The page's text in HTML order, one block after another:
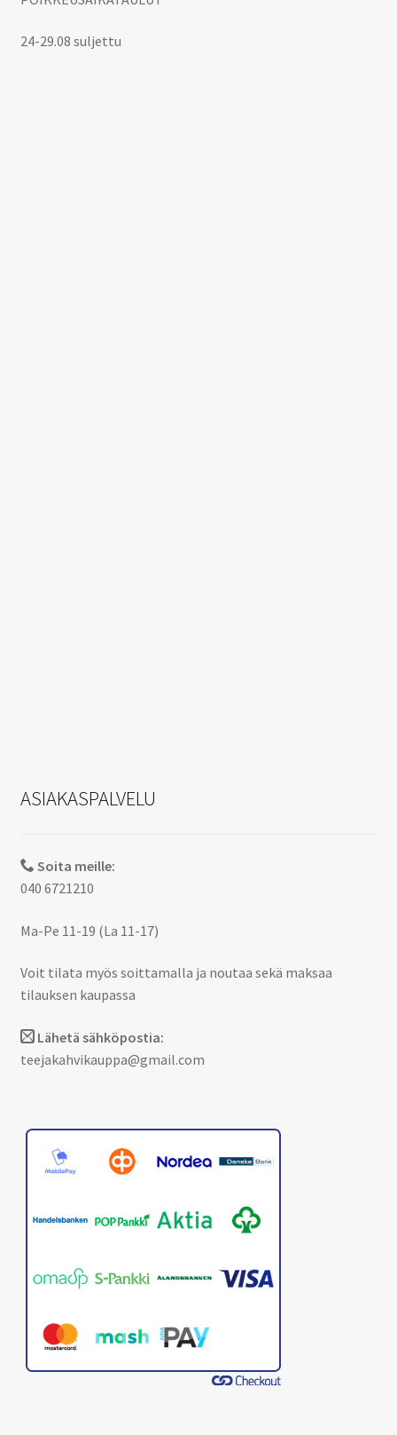
24-29.08 suljettu
ASIAKASPALVELU
Soita meille:
040 6721210
Ma-Pe 11-19 (La 11-17)
Voit tilata myös soittamalla ja noutaa sekä maksaa
tilauksen kaupassa
Lähetä sähköpostia:
teejakahvikauppa@gmail.com